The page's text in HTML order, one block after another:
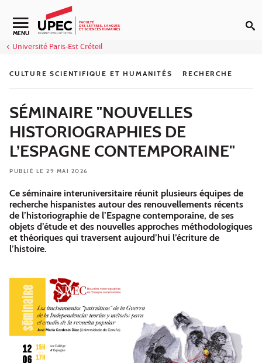
Aller au contenu
Navigation secondaire
MENU
Université Paris-Est Créteil
CULTURE SCIENTIFIQUE ET HUMANITÉS RECHERCHE
SÉMINAIRE "NOUVELLES
HISTORIOGRAPHIES DE
L’ESPAGNE CONTEMPORAINE"
PUBLIÉ LE 29 MAI 2026
Ce séminaire interuniversitaire réunit plusieurs équipes de
recherche hispanistes autour des renouvellements récents
de l’historiographie de l’Espagne contemporaine, de ses
objets d’étude et des nouvelles approches méthodologiques
et théoriques qui traversent aujourd’hui l’écriture de
l’histoire.